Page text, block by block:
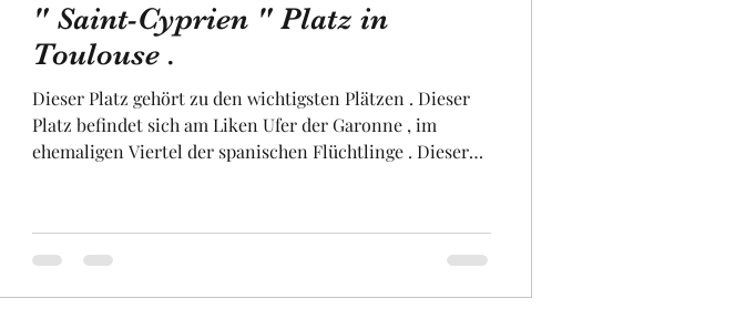
Skulptur Pastell lokales Handwerk
Luftfahrt Fakultät Universität
" Saint-Cyprien " Platz in
Toulouse .
Dieser Platz gehört zu den wichtigsten Plätzen . Dieser
Platz befindet sich am Liken Ufer der Garonne , im
ehemaligen Viertel der spanischen Flüchtlinge . Dieser
Dieser Platz war im Mittelalter das Eingangstor zum
historischen römischen Zentrum von Toulouse, dessen